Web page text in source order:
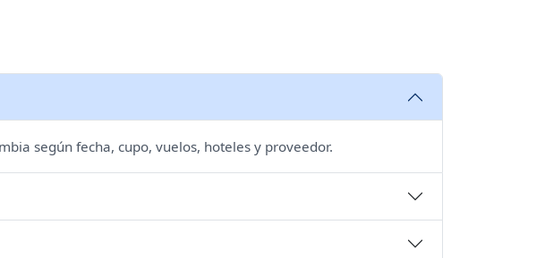
según fecha, cupo, vuelos, hoteles y proveedor.